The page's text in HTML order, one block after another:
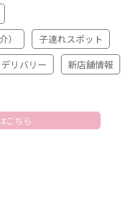
）
子連れスポット
リバリー
新店舗情報
こちら